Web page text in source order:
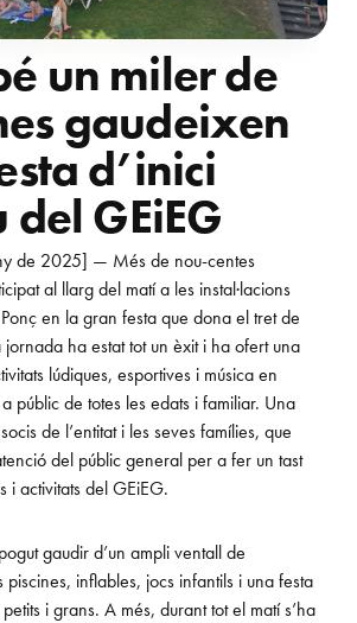
é un milerde
esgaudeixen
stad’inici
delGEiEG
de 2025] — Més de nou-centes
al llarg del matí a les instal·lacions
en la gran festa que dona el tret de
jornada ha estat tot un èxit i ha ofert una
lúdiques, esportives i música en
públic de totes les edats i familiar. Una
de l’entitat i les seves famílies, que
del públic general per a fer un tast
i activitats del GEiEG.
gaudir d’un ampli ventall de
piscines, inflables, jocs infantils i una festa
i grans. A més, durant tot el matí s’ha